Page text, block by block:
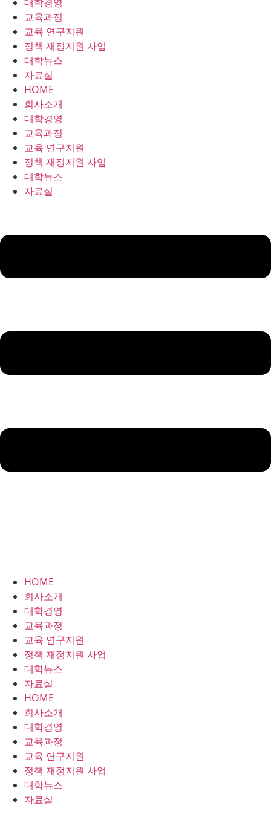
교육과정
교육 연구지원
정책 재정지원 사업
대학뉴스
자료실
HOME
회사소개
대학경영
교육과정
교육 연구지원
정책 재정지원 사업
대학뉴스
자료실
HOME
회사소개
대학경영
교육과정
교육 연구지원
정책 재정지원 사업
대학뉴스
자료실
HOME
회사소개
대학경영
교육과정
교육 연구지원
정책 재정지원 사업
대학뉴스
자료실